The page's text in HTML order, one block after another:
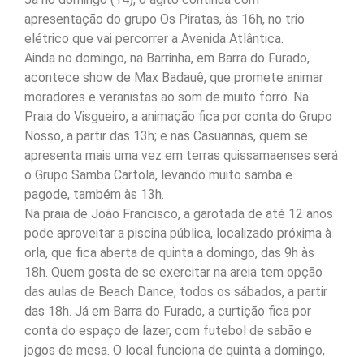
apresentação do grupo Os Piratas, às 16h, no trio
elétrico que vai percorrer a Avenida Atlântica.
Ainda no domingo, na Barrinha, em Barra do Furado,
acontece show de Max Badauê, que promete animar
moradores e veranistas ao som de muito forró. Na
Praia do Visgueiro, a animação fica por conta do Grupo
Nosso, a partir das 13h; e nas Casuarinas, quem se
apresenta mais uma vez em terras quissamaenses será
o Grupo Samba Cartola, levando muito samba e
pagode, também às 13h.
Na praia de João Francisco, a garotada de até 12 anos
pode aproveitar a piscina pública, localizado próxima à
orla, que fica aberta de quinta a domingo, das 9h às
18h. Quem gosta de se exercitar na areia tem opção
das aulas de Beach Dance, todos os sábados, a partir
das 18h. Já em Barra do Furado, a curtição fica por
conta do espaço de lazer, com futebol de sabão e
jogos de mesa. O local funciona de quinta a domingo,